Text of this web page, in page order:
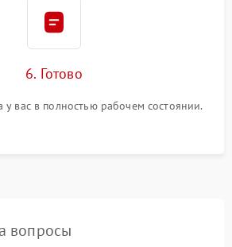
6. Готово
вас в полностью рабочем состоянии.
вопросы